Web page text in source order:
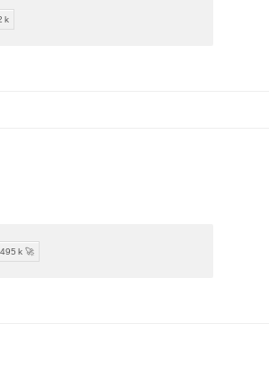
k
= \frac{5}{11} \approx
495 k 🚀